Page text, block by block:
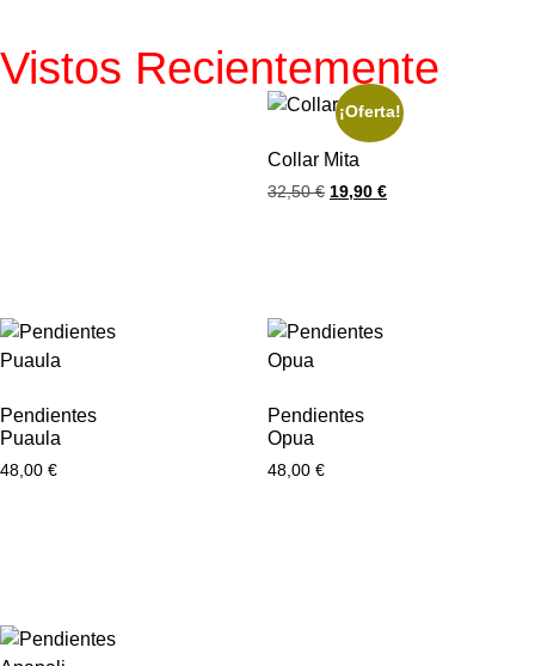
Vistos Recientemente
¡Oferta!
Collar Mita
32,50€ 19,90 €
Pendientes
Puaula
48,00 €
Pendientes
Opua
48,00 €